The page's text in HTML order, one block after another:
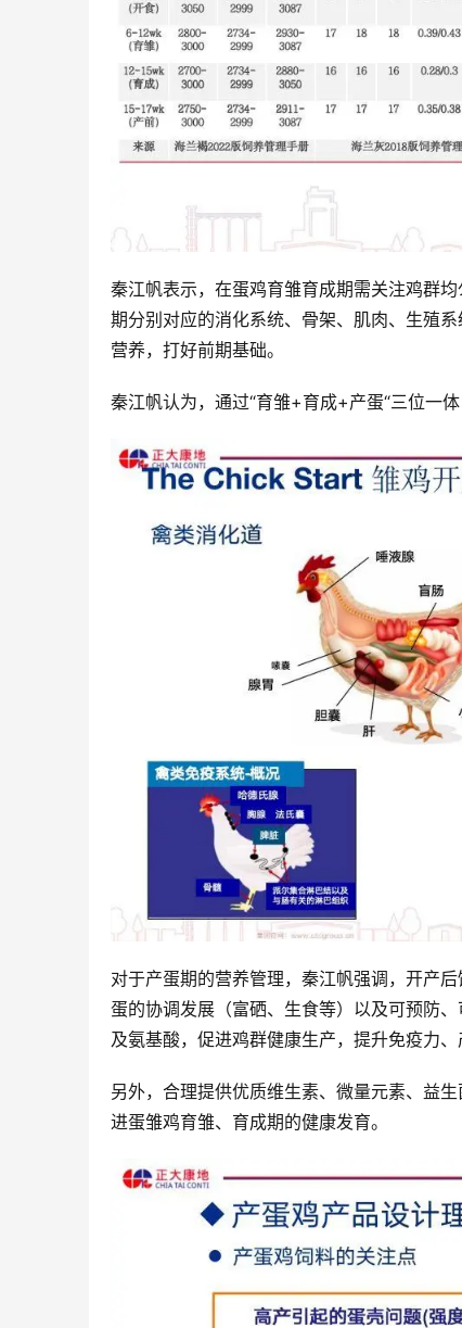
秦江帆表示，在蛋鸡育雏育成期需关注鸡群
期分别对应的消化系统、骨架、肌肉、生殖
营养，打好前期基础。
秦江帆认为，通过“育雏+育成+产蛋“三位一
对于产蛋期的营养管理，秦江帆强调，开产
蛋的协调发展（富硒、生食等）以及可预防
及氨基酸，促进鸡群健康生产，提升免疫力
另外，合理提供优质维生素、微量元素、益
进蛋雏鸡育雏、育成期的健康发育。